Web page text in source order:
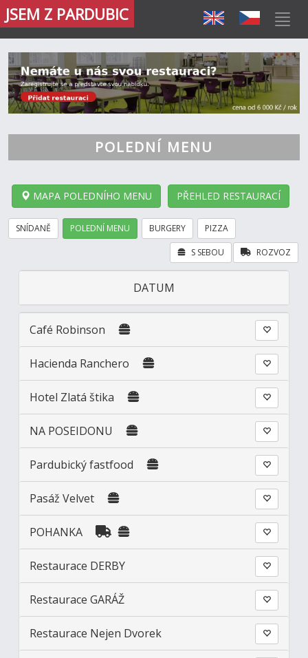
JSEM Z PARDUBIC
POLEDNÍ MENU
MAPA POLEDNÍHO MENU PŘEHLED RESTAURACÍ
SNÍDANĚ POLEDNÍ MENU BURGERY PIZZA
ROZVOZ
S SEBOU
DATUM
Café Robinson
Hacienda Ranchero
Hotel Zlatá štika
NA POSEIDONU
Pardubický fastfood
Pasáž Velvet
POHANKA
Restaurace DERBY
Restaurace GARÁŽ
Restaurace Nejen Dvorek